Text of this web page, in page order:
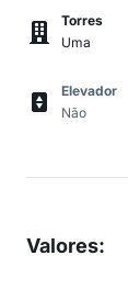
Torres
Uma
Elevador
Não
Valores: